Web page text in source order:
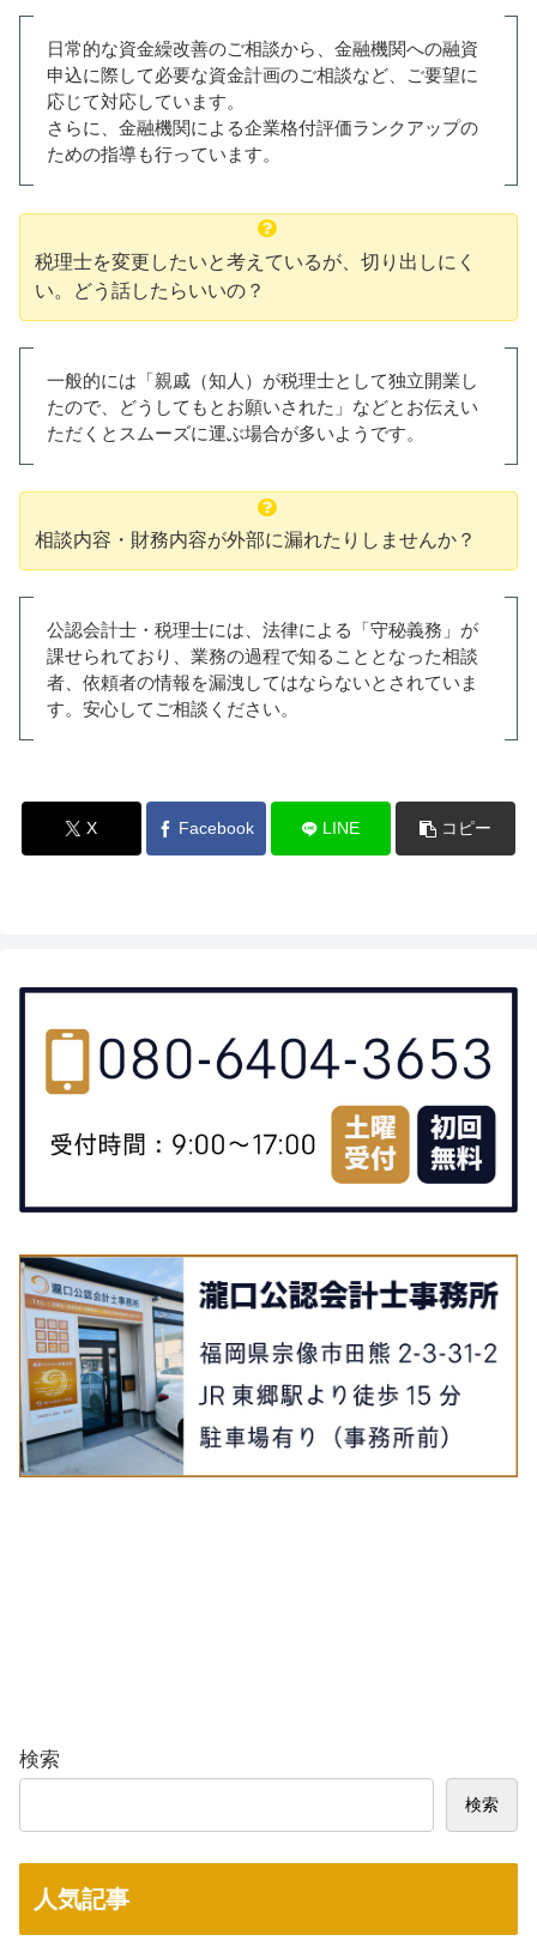
日常的な資金繰改善のご相談から、金融機関への融資
申込に際して必要な資金計画のご相談など、ご要望に
応じて対応しています。
さらに、金融機関による企業格付評価ランクアップの
ための指導も行っています。
税理士を変更したいと考えているが、切り出しにく
い。どう話したらいいの？
一般的には「親戚（知人）が税理士として独立開業し
たので、どうしてもとお願いされた」などとお伝えい
ただくとスムーズに運ぶ場合が多いようです。
相談内容・財務内容が外部に漏れたりしませんか？
公認会計士・税理士には、法律による「守秘義務」が
課せられており、業務の過程で知ることとなった相談
者、依頼者の情報を漏洩してはならないとされていま
す。安心してご相談ください。
X Facebook LINE コピー
検索
検索
人気記事